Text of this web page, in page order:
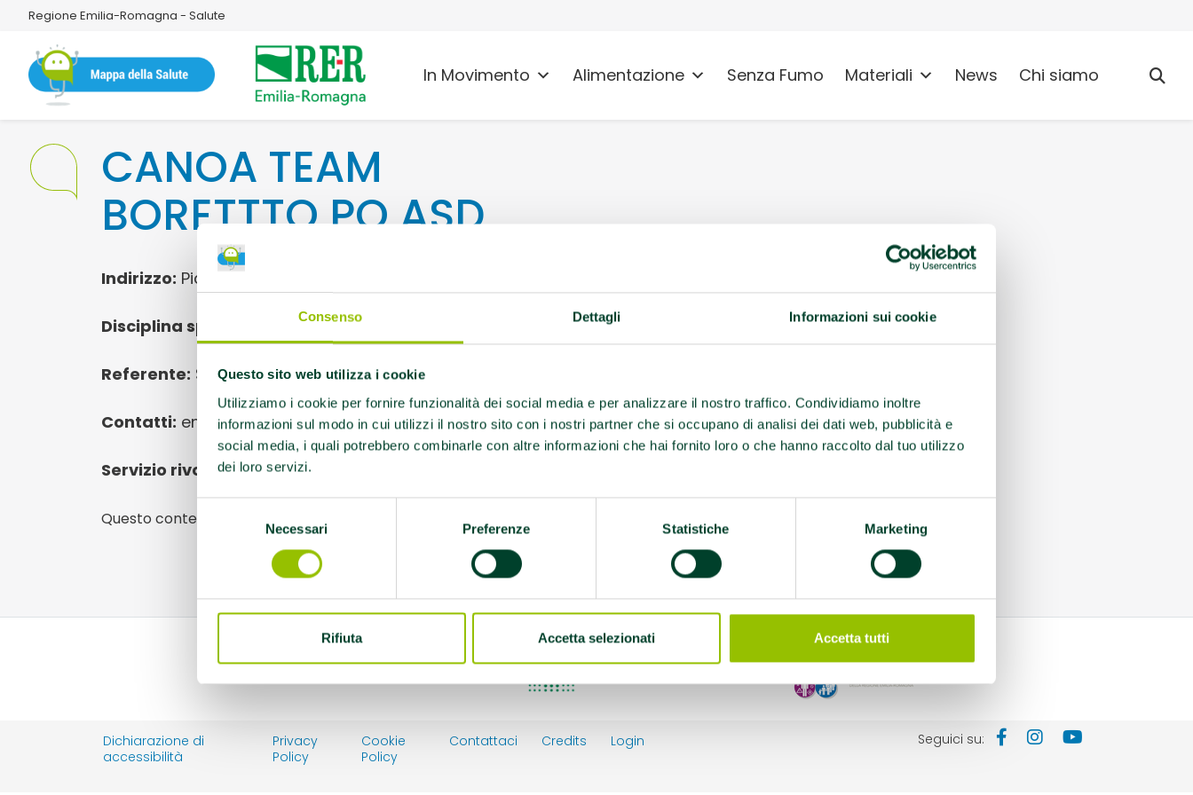
Consenso Dettagli Informazioni sui cookie
Questo sito web utilizza i cookie
Utilizziamo i cookie per fornire funzionalità dei social media e per analizzare il nostro traffico. Condividiamo inoltre
informazioni sul modo in cui utilizzi il nostro sito con i nostri partner che si occupano di analisi dei dati web, pubblicità e
social media, i quali potrebbero combinarle con altre informazioni che hai fornito loro o che hanno raccolto dal tuo utilizzo
dei loro servizi.
Necessari Preferenze Statistiche Marketing
Rifiuta Accetta selezionati Accetta tutti
Regione Emilia-Romagna - Salute
In Movimento Alimentazione Senza Fumo Materiali News Chi siamo
CANOA TEAM
BORETTTO PO ASD
Indirizzo: Piazza S. Marco, 5 BORETTO
Disciplina sportiva: Canoa Kayak
Referente: Sandri Emilio
Contatti: emilio.sandri@gmail.com; 335/33557
Servizio rivolto a:Tutte le disabilità
Questo contenuto si trova in Disabilità e sport
Dichiarazione di
accessibilità
Privacy
Policy
Cookie
Policy
Contattaci Credits Login Seguici su: